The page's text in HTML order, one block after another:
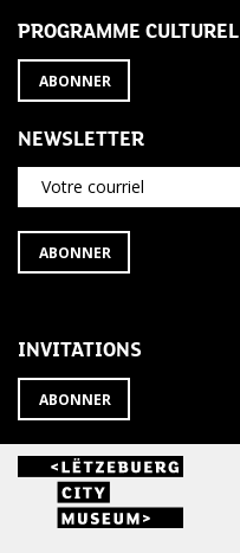
PROGRAMME CULTUREL
ABONNER
NEWSLETTER
Votre courriel
S'ABONNER
À
ABONNER
INVITATIONS
ABONNER